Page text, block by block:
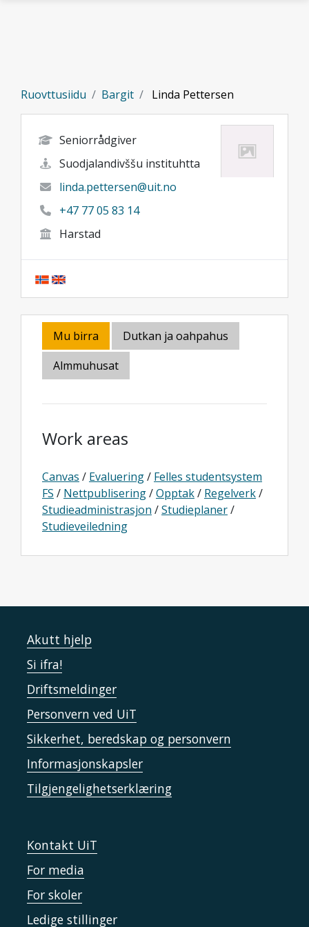
Ruovttusiidu Bargit Linda Pettersen
Seniorrådgiver
Suodjalandivššu instituhtta
linda.pettersen@uit.no
+47 77 05 83 14
Harstad
Mu birra
Dutkan ja oahpahus
Almmuhusat
Work areas
Canvas / Evaluering/ Felles studentsystem
FS / Nettpublisering/Opptak/ Regelverk/
Studieadministrasjon /Studieplaner/
Studieveiledning
Akutt hjelp
Si ifra!
Driftsmeldinger
Personvern ved UiT
Sikkerhet, beredskap og personvern
Informasjonskapsler
Tilgjengelighetserklæring
Kontakt UiT
For media
For skoler
Ledige stillinger